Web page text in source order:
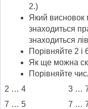
2.)
Який
знаходиться
знаходиться
Порівняйте 2
Як ще можна
Порівняйте
2 … 4 3 …
7 … 5 7 …